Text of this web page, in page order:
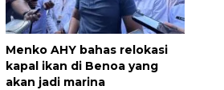
Menko AHY bahas relokasi
kapal ikan di Benoa yang
akan jadi marina
Piala AFF 2026
15:00:00